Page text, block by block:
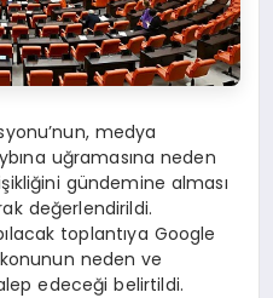
medya
uğramasına neden
gündemine alması
değerlendirildi.
toplantıya Google
neden ve
edeceği belirtildi.